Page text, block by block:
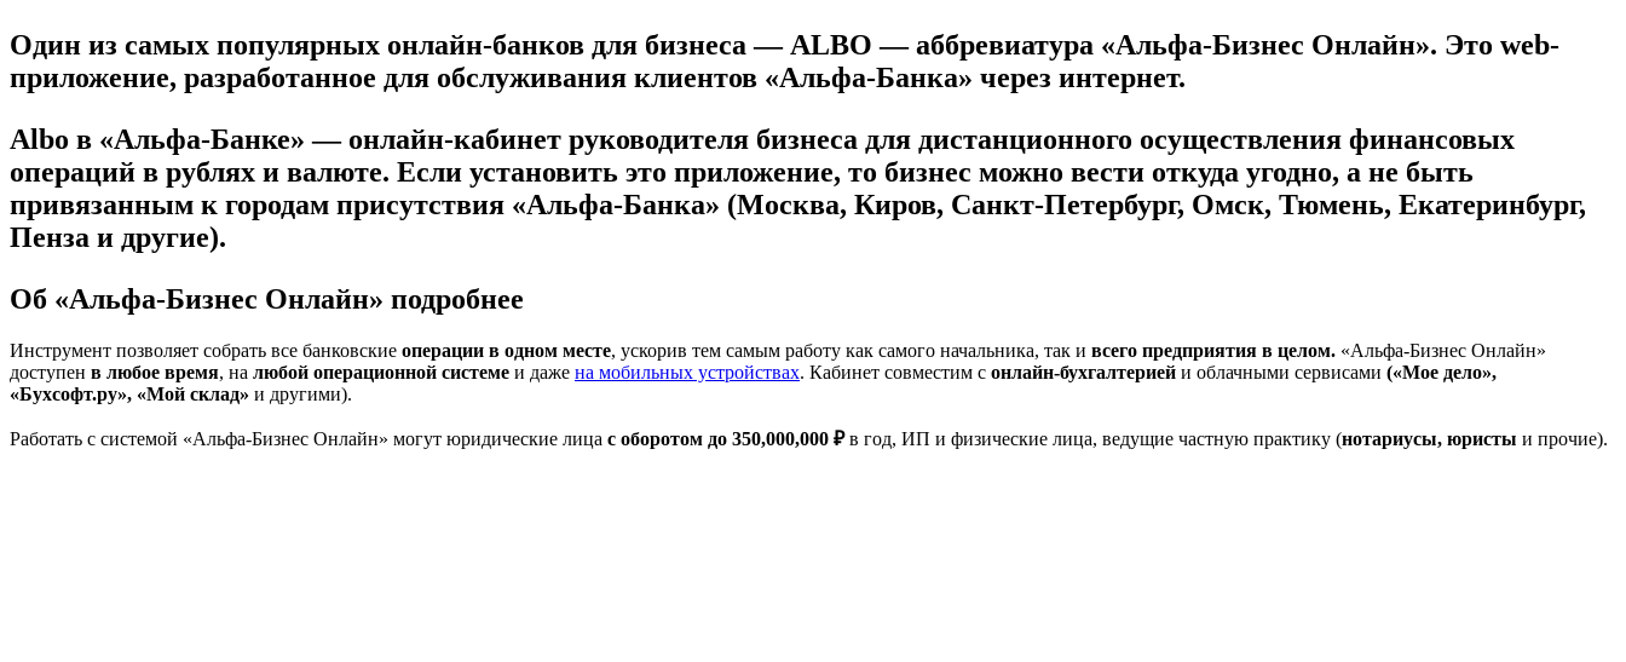
Один из самых популярных онлайн-банков для бизнеса — ALBO — аббревиатура «Альфа-Бизнес Онлайн». Это web-
приложение, разработанное для обслуживания клиентов «Альфа-Банка» через интернет.
Albo в «Альфа-Банке» — онлайн-кабинет руководителя бизнеса для дистанционного осуществления финансовых
операций в рублях и валюте. Если установить это приложение, то бизнес можно вести откуда угодно, а не быть
привязанным к городам присутствия «Альфа-Банка» (Москва, Киров, Санкт-Петербург, Омск, Тюмень, Екатеринбург,
Пенза и другие).
Об «Альфа-Бизнес Онлайн» подробнее
Инструмент позволяет собрать все банковские операции в одном месте, ускорив тем самым работу как самого начальника, так и всего предприятия в целом. «Альфа-Бизнес Онлайн»
доступен в любое время, на любой операционной системе и даже на мобильных устройствах. Кабинет совместим с онлайн-бухгалтерией и облачными сервисами («Мое дело»,
«Бухсофт.ру», «Мой склад» и другими).
Работать с системой «Альфа-Бизнес Онлайн» могут юридические лица с оборотом до 350,000,000 ₽в год, ИП и физические лица, ведущие частную практику (нотариусы, юристы и прочие).